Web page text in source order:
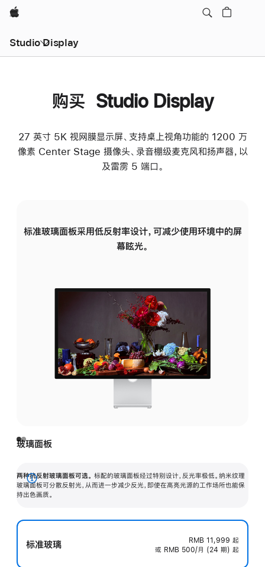
Apple
Studio Display
购买 Studio Display
27 英寸 5K 视网膜显示屏、支持桌上视角功能的 1200 万
像素 Center Stage 摄像头、录音棚级麦克风和扬声器，以
及雷雳 5 端口。
标准玻璃面板采用低反射率设计，可减少使用环境中的屏
幕眩光。
玻璃面板
两种抗反射玻璃面板可选。 标配的玻璃面板经过特别设计，反光率极低。纳米纹理
玻璃面板可分散反射光，从而进一步减少反光，即使在高亮光源的工作场所也能保
持出色画质。
展
开
标准玻璃 RMB 11,999 起
或 RMB 500/月 (24 期) 起